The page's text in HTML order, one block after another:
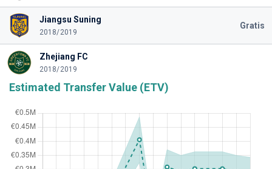
Jiangsu Suning
2018/2019
Gratis
Zhejiang FC
2018/2019
Estimated Transfer Value (ETV)